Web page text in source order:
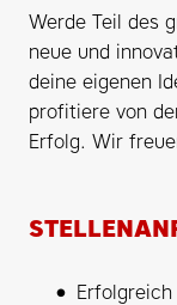
Werde Teil des
neue und
deine eigenen
profitiere von
Erfolg. Wir